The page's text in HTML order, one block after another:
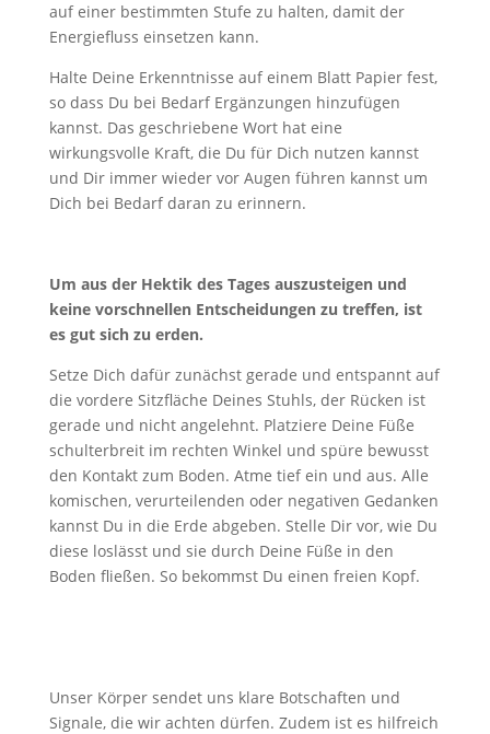
auf einer bestimmten Stufe zu halten, damit der
Energiefluss einsetzen kann.
Halte Deine Erkenntnisse auf einem Blatt Papier fest,
so dass Du bei Bedarf Ergänzungen hinzufügen
kannst. Das geschriebene Wort hat eine
wirkungsvolle Kraft, die Du für Dich nutzen kannst
und Dir immer wieder vor Augen führen kannst um
Dich bei Bedarf daran zu erinnern.
Um aus der Hektik des Tages auszusteigen und
keine vorschnellen Entscheidungen zu treffen, ist
es gut sich zu erden.
Setze Dich dafür zunächst gerade und entspannt auf
die vordere Sitzfläche Deines Stuhls, der Rücken ist
gerade und nicht angelehnt. Platziere Deine Füße
schulterbreit im rechten Winkel und spüre bewusst
den Kontakt zum Boden. Atme tief ein und aus. Alle
komischen, verurteilenden oder negativen Gedanken
kannst Du in die Erde abgeben. Stelle Dir vor, wie Du
diese loslässt und sie durch Deine Füße in den
Boden fließen. So bekommst Du einen freien Kopf.
Unser Körper sendet uns klare Botschaften und
Signale, die wir achten dürfen. Zudem ist es hilfreich